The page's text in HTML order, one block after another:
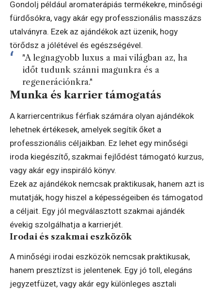
Gondolj például aromaterápiás termékekre, minőségi
fürdősókra, vagy akár egy professzionális masszázs
utalványra. Ezek az ajándékok azt üzenik, hogy
törődsz a jólétével és egészségével.
"A legnagyobb luxus a mai világban az, ha
időt tudunk szánni magunkra és a
regenerációnkra."
Munka és karrier támogatás
A karriercentrikus férfiak számára olyan ajándékok
lehetnek értékesek, amelyek segítik őket a
professzionális céljaikban. Ez lehet egy minőségi
iroda kiegészítő, szakmai fejlődést támogató kurzus,
vagy akár egy inspiráló könyv.
Ezek az ajándékok nemcsak praktikusak, hanem azt is
mutatják, hogy hiszel a képességeiben és támogatod
a céljait. Egy jól megválasztott szakmai ajándék
évekig szolgálhatja a karrierjét.
Irodai és szakmai eszközök
A minőségi irodai eszközök nemcsak praktikusak,
hanem presztízst is jelentenek. Egy jó toll, elegáns
jegyzetfüzet, vagy akár egy különleges asztali